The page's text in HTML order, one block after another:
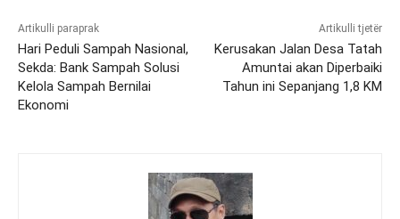
Artikulli paraprak
Hari Peduli Sampah Nasional,
Sekda: Bank Sampah Solusi
Kelola Sampah Bernilai
Ekonomi
Artikulli tjetër
Kerusakan Jalan Desa Tatah
Amuntai akan Diperbaiki
Tahun ini Sepanjang 1,8 KM